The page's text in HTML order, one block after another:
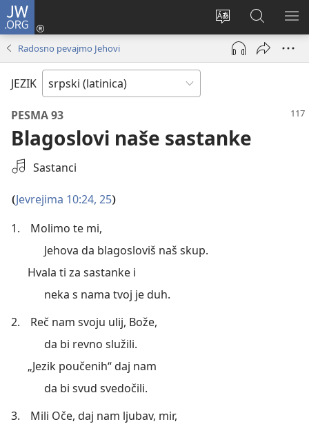
JW.ORG
Promeni
jezik
sajta
Prijava
(otvara
prozor)
Pretraga
sajta
JW.ORG
Radosno pevajmo Jehovi
JEZIK
PESMA 93
Blagoslovi naše sastanke
Izaberi
snimak
Sastanci
(Jevrejima 10:24, 25)
1.
Molimo te mi,
Jehova da blagosloviš naš skup.
Hvala ti za sastanke i
neka s nama tvoj je duh.
2.
Reč nam svoju ulij, Bože,
da bi revno služili.
„Jezik poučenih“ daj nam
da bi svud svedočili.
3.
Mili Oče, daj nam ljubav, mir,